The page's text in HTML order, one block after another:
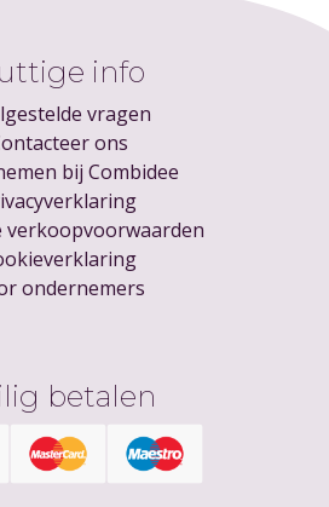
info
vragen
ons
bij Combidee
verkoopvoorwaarden
ondernemers
betalen